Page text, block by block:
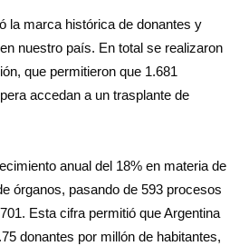
la marca histórica de donantes y
nuestro país. En total se realizaron
que permitieron que 1.681
accedan a un trasplante de
anual del 18% en materia de
órganos, pasando de 593 procesos
Esta cifra permitió que Argentina
donantes por millón de habitantes,